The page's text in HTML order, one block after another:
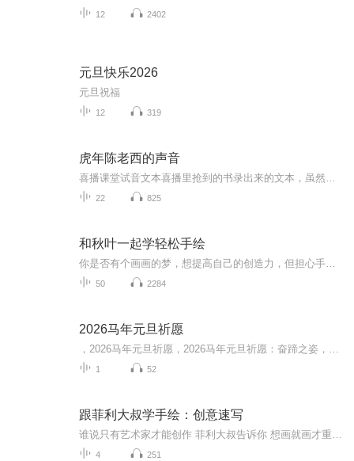
12 2402
元旦快乐2026
元旦祝福
12 319
虎年陈老西的声音
22 825
和秋叶一起学轻松手绘
50 2284
2026马年元旦祈愿
1 52
跟菲利大叔学手绘：创意速写
4 251